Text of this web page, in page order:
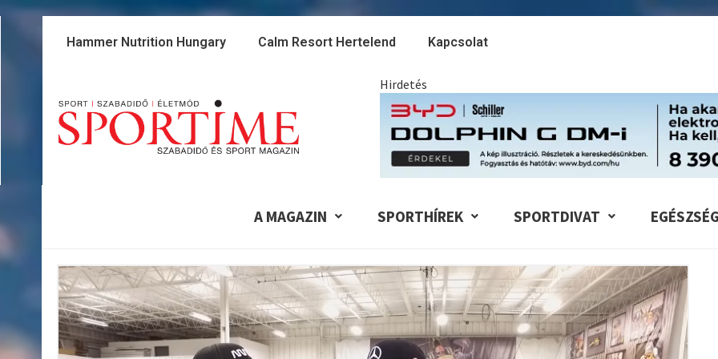
Skip
Hammer Nutrition Hungary Calm Resort Hertelend Kapcsolat
Hirdetés
A MAGAZIN SPORTHÍREK SPORTDIVAT EGÉSZSÉG